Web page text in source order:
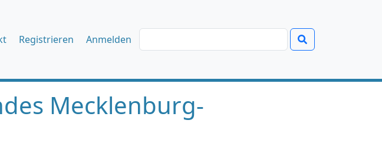
Registrieren Anmelden
Mecklenburg-